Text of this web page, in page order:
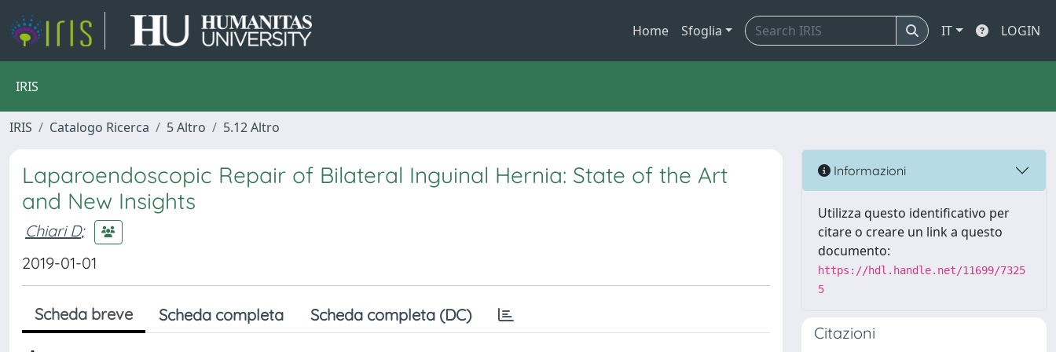
Home Sfoglia IT LOGIN
IRIS
IRIS Catalogo Ricerca 5 Altro 5.12 Altro
Laparoendoscopic Repair of Bilateral Inguinal Hernia: State of the Art
and New Insights
Chiari D;
2019-01-01
Scheda breve Scheda completa Scheda completa (DC)
Informazioni
Utilizza questo identificativo per
citare o creare un link a questo
documento:
https://hdl.handle.net/11699/7325
5
Citazioni